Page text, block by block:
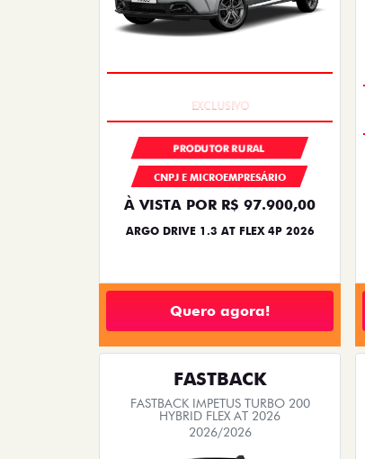
PRODUTOR RURAL
CNPJ E MICROEMPRESÁRIO
À VISTA POR R$ 97.900,00
ARGO DRIVE 1.3 AT FLEX 4P 2026
Quero agora!
FASTBACK
FASTBACK IMPETUS TURBO 200
HYBRID FLEX AT 2026
2026/2026